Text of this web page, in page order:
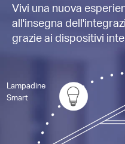
Vivi una nuova
all'insegna
grazie ai dispositivi
Lampadine
Smart